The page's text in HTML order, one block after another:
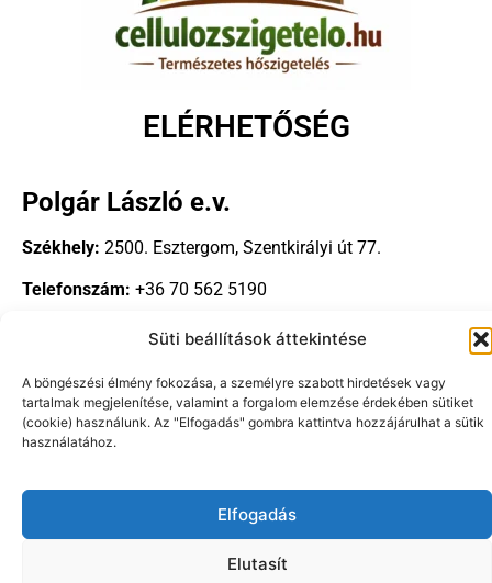
Süti beállítások áttekintése
A böngészési élmény fokozása, a személyre szabott hirdetések vagy
tartalmak megjelenítése, valamint a forgalom elemzése érdekében sütiket
(cookie) használunk. Az "Elfogadás" gombra kattintva hozzájárulhat a sütik
használatához.
Elfogadás
Elutasít
ELÉRHETŐSÉG
Polgár László e.v.
Székhely: 2500. Esztergom, Szentkirályi út 77.
Telefonszám: +36 70 562 5190
laszloteto@gmail.com